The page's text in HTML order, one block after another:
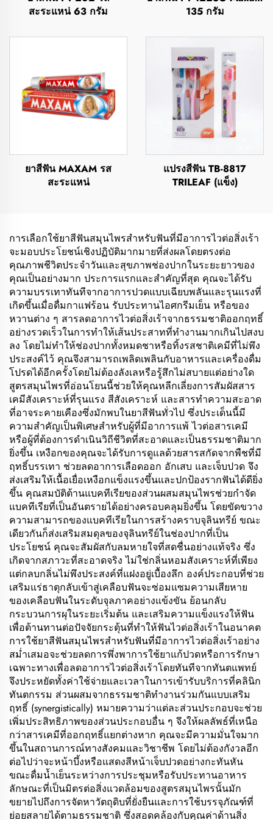
สะระแหน่ 63 กรัม
135 กรัม
ยาสีฟัน MAXAM รส
สะระแหน่
แปรงสีฟัน TB-8817
TRILEAF (แข็ง)
การเลือกใช้ยาสีฟันสมุนไพรสำหรับฟันที่มีอาการไวต่อสิ่งเร้า
จะมอบประโยชน์เชิงปฏิบัติมากมายที่ส่งผลโดยตรงต่อ
คุณภาพชีวิตประจำวันและสุขภาพช่องปากในระยะยาวของ
คุณเป็นอย่างมาก ประการแรกและสำคัญที่สุด คุณจะได้รับ
ความบรรเทาทันทีจากอาการปวดแบบเฉียบพลันและรุนแรงที่
เกิดขึ้นเมื่อดื่มกาแฟร้อน รับประทานไอศกรีมเย็น หรือของ
หวานต่าง ๆ สารลดอาการไวต่อสิ่งเร้าจากธรรมชาติออกฤทธิ์
อย่างรวดเร็วในการทำให้เส้นประสาทที่ทำงานมากเกินไปสงบ
ลง โดยไม่ทำให้ช่องปากทั้งหมดชาหรือทิ้งรสชาติเคมีที่ไม่พึง
ประสงค์ไว้ คุณจึงสามารถเพลิดเพลินกับอาหารและเครื่องดื่ม
โปรดได้อีกครั้งโดยไม่ต้องลังเลหรือรู้สึกไม่สบายแต่อย่างใด
สูตรสมุนไพรที่อ่อนโยนนี้ช่วยให้คุณหลีกเลี่ยงการสัมผัสสาร
เคมีสังเคราะห์ที่รุนแรง สีสังเคราะห์ และสารทำความสะอาด
ที่อาจระคายเคืองซึ่งมักพบในยาสีฟันทั่วไป ซึ่งประเด็นนี้มี
ความสำคัญเป็นพิเศษสำหรับผู้ที่มีอาการแพ้ ไวต่อสารเคมี
หรือผู้ที่ต้องการดำเนินวิถีชีวิตที่สะอาดและเป็นธรรมชาติมาก
ยิ่งขึ้น เหงือกของคุณจะได้รับการดูแลด้วยสารสกัดจากพืชที่มี
ฤทธิ์บรรเทา ช่วยลดอาการเลือดออก อักเสบ และเจ็บปวด จึง
ส่งเสริมให้เนื้อเยื่อเหงือกแข็งแรงขึ้นและปกป้องรากฟันได้ดียิ่ง
ขึ้น คุณสมบัติต้านแบคทีเรียของส่วนผสมสมุนไพรช่วยกำจัด
แบคทีเรียที่เป็นอันตรายได้อย่างครอบคลุมยิ่งขึ้น โดยขัดขวาง
ความสามารถของแบคทีเรียในการสร้างคราบจุลินทรีย์ ขณะ
เดียวกันก็ส่งเสริมสมดุลของจุลินทรีย์ในช่องปากที่เป็น
ประโยชน์ คุณจะสัมผัสกับลมหายใจที่สดชื่นอย่างแท้จริง ซึ่ง
เกิดจากสภาวะที่สะอาดจริง ไม่ใช่กลิ่นหอมสังเคราะห์ที่เพียง
แต่กลบกลิ่นไม่พึงประสงค์ที่แฝงอยู่เบื้องลึก องค์ประกอบที่ช่วย
เสริมแร่ธาตุกลับเข้าสู่เคลือบฟันจะซ่อมแซมความเสียหาย
ของเคลือบฟันในระดับจุลภาคอย่างแข้งขัน ย้อนกลับ
กระบวนการผุในระยะเริ่มต้น และเสริมความแข็งแรงให้ฟัน
เพื่อต้านทานต่อปัจจัยกระตุ้นที่ทำให้ฟันไวต่อสิ่งเร้าในอนาคต
การใช้ยาสีฟันสมุนไพรสำหรับฟันที่มีอาการไวต่อสิ่งเร้าอย่าง
สม่ำเสมอจะช่วยลดการพึ่งพาการใช้ยาแก้ปวดหรือการรักษา
เฉพาะทางเพื่อลดอาการไวต่อสิ่งเร้าโดยทันทีจากทันตแพทย์
จึงประหยัดทั้งค่าใช้จ่ายและเวลาในการเข้ารับบริการที่คลินิก
ทันตกรรม ส่วนผสมจากธรรมชาติทำงานร่วมกันแบบเสริม
ฤทธิ์ (synergistically) หมายความว่าแต่ละส่วนประกอบจะช่วย
เพิ่มประสิทธิภาพของส่วนประกอบอื่น ๆ จึงให้ผลลัพธ์ที่เหนือ
กว่าสารเคมีที่ออกฤทธิ์แยกต่างหาก คุณจะมีความมั่นใจมาก
ขึ้นในสถานการณ์ทางสังคมและวิชาชีพ โดยไม่ต้องกังวลอีก
ต่อไปว่าจะหน้าบึ้งหรือแสดงสีหน้าเจ็บปวดอย่างกะทันหัน
ขณะดื่มน้ำเย็นระหว่างการประชุมหรือรับประทานอาหาร
ลักษณะที่เป็นมิตรต่อสิ่งแวดล้อมของสูตรสมุนไพรนั้นมัก
ขยายไปถึงการจัดหาวัตถุดิบที่ยั่งยืนและการใช้บรรจุภัณฑ์ที่
ย่อยสลายได้ตามธรรมชาติ ซึ่งสอดคล้องกับคุณค่าด้านสิ่ง